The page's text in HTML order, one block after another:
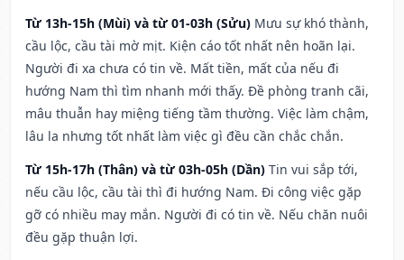
Từ 13h-15h (Mùi) và từ 01-03h (Sửu) Mưu sự khó thành,
cầu lộc, cầu tài mờ mịt. Kiện cáo tốt nhất nên hoãn lại.
Người đi xa chưa có tin về. Mất tiền, mất của nếu đi
hướng Nam thì tìm nhanh mới thấy. Đề phòng tranh cãi,
mâu thuẫn hay miệng tiếng tầm thường. Việc làm chậm,
lâu la nhưng tốt nhất làm việc gì đều cần chắc chắn.
Từ 15h-17h (Thân) và từ 03h-05h (Dần) Tin vui sắp tới,
nếu cầu lộc, cầu tài thì đi hướng Nam. Đi công việc gặp
gỡ có nhiều may mắn. Người đi có tin về. Nếu chăn nuôi
đều gặp thuận lợi.